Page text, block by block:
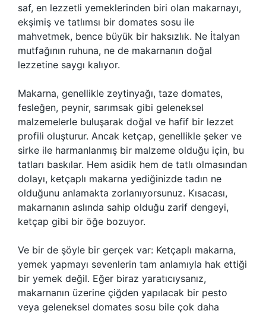
saf, en lezzetli yemeklerinden biri olan makarnayı,
ekşimiş ve tatlımsı bir domates sosu ile
mahvetmek, bence büyük bir haksızlık. Ne İtalyan
mutfağının ruhuna, ne de makarnanın doğal
lezzetine saygı kalıyor.
Makarna, genellikle zeytinyağı, taze domates,
fesleğen, peynir, sarımsak gibi geleneksel
malzemelerle buluşarak doğal ve hafif bir lezzet
profili oluşturur. Ancak ketçap, genellikle şeker ve
sirke ile harmanlanmış bir malzeme olduğu için, bu
tatları baskılar. Hem asidik hem de tatlı olmasından
dolayı, ketçaplı makarna yediğinizde tadın ne
olduğunu anlamakta zorlanıyorsunuz. Kısacası,
makarnanın aslında sahip olduğu zarif dengeyi,
ketçap gibi bir öğe bozuyor.
Ve bir de şöyle bir gerçek var: Ketçaplı makarna,
yemek yapmayı sevenlerin tam anlamıyla hak ettiği
bir yemek değil. Eğer biraz yaratıcıysanız,
makarnanın üzerine çiğden yapılacak bir pesto
veya geleneksel domates sosu bile çok daha